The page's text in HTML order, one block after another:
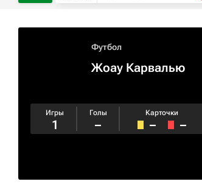
Футбол
Жоау Карвалью
Игры
1
Голы
–
Карточки
– –